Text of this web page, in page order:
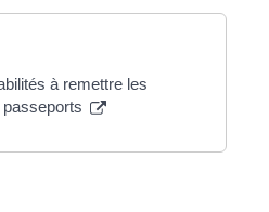
à remettre les